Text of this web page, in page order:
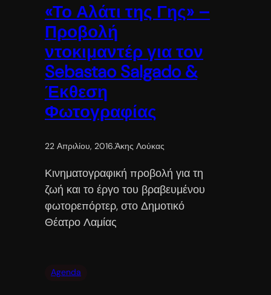
«Το Αλάτι της Γης» –
Προβολή
ντοκιμαντέρ για τον
Sebastao Salgado &
Έκθεση
Φωτογραφίας
22 Απριλίου, 2016.Άκης Λούκας
Κινηματογραφική προβολή για τη
ζωή και το έργο του βραβευμένου
φωτορεπόρτερ, στο Δημοτικό
Θέατρο Λαμίας
Agenda